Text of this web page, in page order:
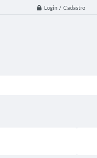
Login / Cadastro